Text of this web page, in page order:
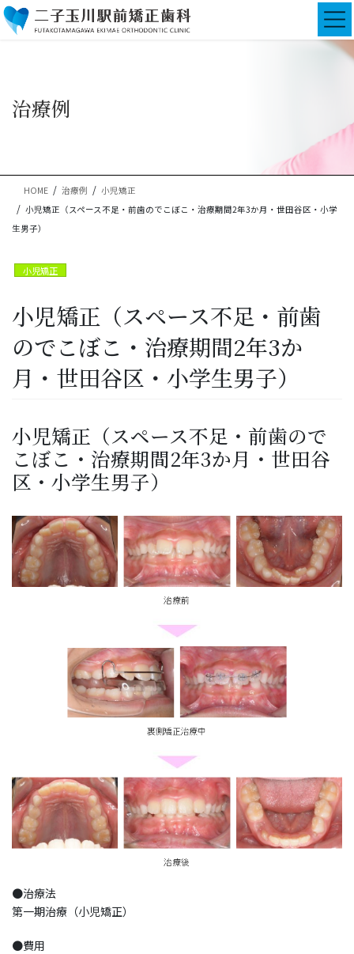
コ
ン
ナ
ビ
治療例
HOME 治療例
小児矯正
小児矯正（スペース不足・前歯のでこぼこ・治療期間2年3か月・世田谷区・小学
生男子）
小児矯正
小児矯正（スペース不足・前歯
のでこぼこ・治療期間2年3か
月・世田谷区・小学生男子）
小児矯正（スペース不足・前歯ので
こぼこ・治療期間2年3か月・世田谷
区・小学生男子）
●治療法
第一期治療（小児矯正）
●費用